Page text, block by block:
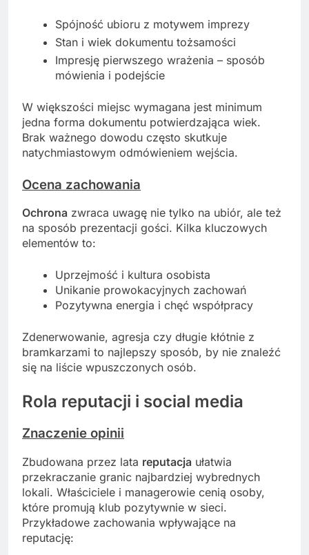
Spójność ubioru z motywem imprezy
Stan i wiek dokumentu tożsamości
Impresję pierwszego wrażenia – sposób
mówienia i podejście
W większości miejsc wymagana jest minimum
jedna forma dokumentu potwierdzająca wiek.
Brak ważnego dowodu często skutkuje
natychmiastowym odmówieniem wejścia.
Ocena zachowania
Ochrona zwraca uwagę nie tylko na ubiór, ale też
na sposób prezentacji gości. Kilka kluczowych
elementów to:
Uprzejmość i kultura osobista
Unikanie prowokacyjnych zachowań
Pozytywna energia i chęć współpracy
Zdenerwowanie, agresja czy długie kłótnie z
bramkarzami to najlepszy sposób, by nie znaleźć
się na liście wpuszczonych osób.
Rola reputacji i social media
Znaczenie opinii
Zbudowana przez lata reputacja ułatwia
przekraczanie granic najbardziej wybrednych
lokali. Właściciele i managerowie cenią osoby,
które promują klub pozytywnie w sieci.
Przykładowe zachowania wpływające na
reputację: